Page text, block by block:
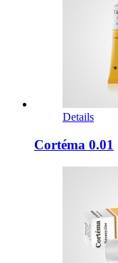
Details
Cortéma 0.01